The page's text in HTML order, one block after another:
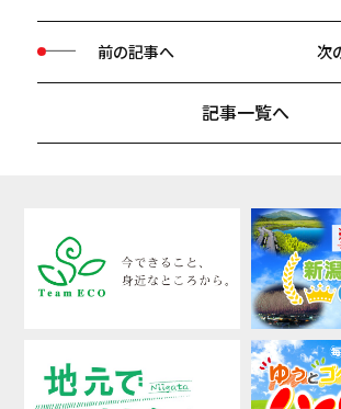
前の記事へ
記事一覧へ
次